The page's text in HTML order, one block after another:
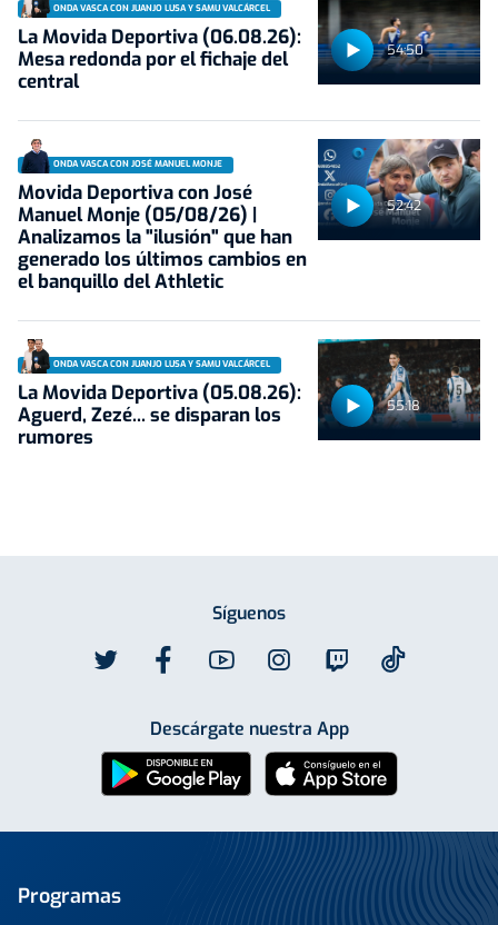
54:50
ONDA VASCA CON JUANJO LUSA Y SAMU VALCÁRCEL
La Movida Deportiva (06.08.26):
Mesa redonda por el fichaje del
central
52:42
ONDA VASCA CON JOSÉ MANUEL MONJE
Movida Deportiva con José
Manuel Monje (05/08/26) |
Analizamos la "ilusión" que han
generado los últimos cambios en
el banquillo del Athletic
55:18
ONDA VASCA CON JUANJO LUSA Y SAMU VALCÁRCEL
La Movida Deportiva (05.08.26):
Aguerd, Zezé... se disparan los
rumores
Síguenos
Descárgate nuestra App
Programas